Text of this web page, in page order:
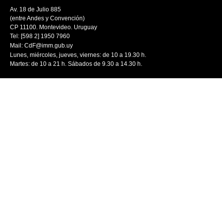
Av. 18 de Julio 885
(entre Andes y Convención)
CP 11100. Montevideo. Uruguay
Tel: [598 2] 1950 7960
Mail: CdF@imm.gub.uy
Lunes, miércoles, jueves, viernes: de 10 a 19.30 h.
Martes: de 10 a 21 h. Sábados de 9.30 a 14.30 h.